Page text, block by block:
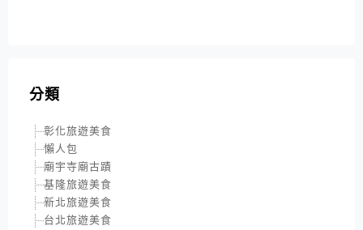
分類
彰化旅遊美食
懶人包
廟宇寺廟古蹟
基隆旅遊美食
新北旅遊美食
台北旅遊美食